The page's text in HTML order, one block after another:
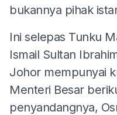
bukannya pihak
Ini selepas Tunku
Ismail Sultan
Johor mempunyai
Menteri Besar
penyandangnya,